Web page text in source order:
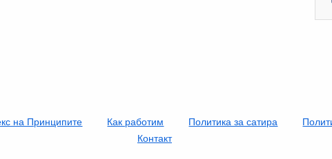
на Принципите Как работим Политика за сатира
Контакт